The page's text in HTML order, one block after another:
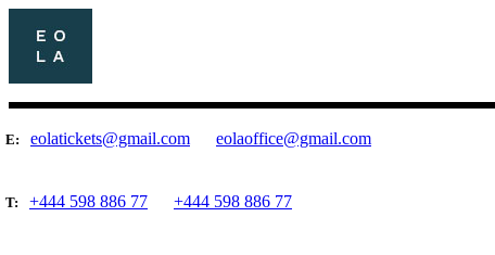
E: eolatickets@gmail.com eolaoffice@gmail.com
T: +444 598 886 77 +444 598 886 77